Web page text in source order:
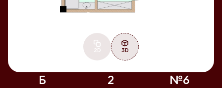
Б 2 №6
2D 3D